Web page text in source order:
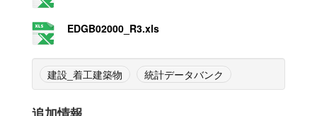
EDGB02000_R3.xls
建設_着工建築物 統計データバンク